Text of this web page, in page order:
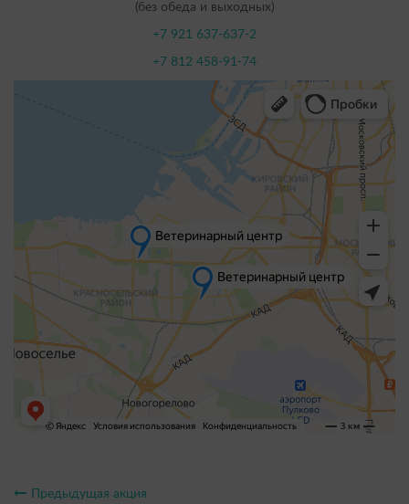
(без обеда и выходных)
+7 921 637-637-2
+7 812 458-91-74
Предыдущая акция